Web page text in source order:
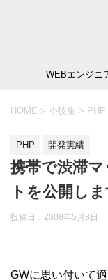
WEBエンジニ
HOME > 小技集 > PHP
PHP 開発実績
携帯で渋滞
トを公開し
投稿日： 2008年5月8日
GWに思い付いて